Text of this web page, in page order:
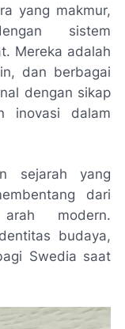
yang makmur,
sistem
Mereka adalah
dan berbagai
dengan sikap
inovasi dalam
sejarah yang
dari
modern.
budaya,
Swedia saat